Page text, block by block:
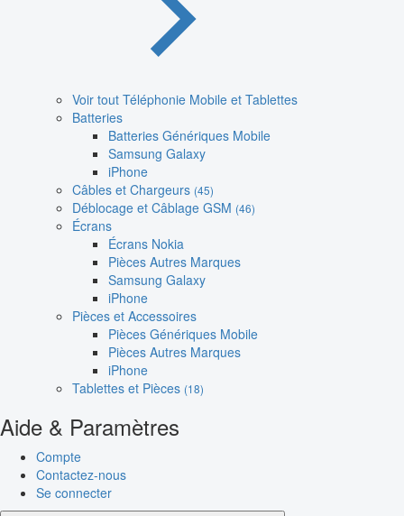
Voir tout Téléphonie Mobile et Tablettes
Batteries
Batteries Génériques Mobile
Samsung Galaxy
iPhone
Câbles et Chargeurs (45)
Déblocage et Câblage GSM (46)
Écrans
Écrans Nokia
Pièces Autres Marques
Samsung Galaxy
iPhone
Pièces et Accessoires
Pièces Génériques Mobile
Pièces Autres Marques
iPhone
Tablettes et Pièces (18)
Aide & Paramètres
Compte
Contactez-nous
Se connecter